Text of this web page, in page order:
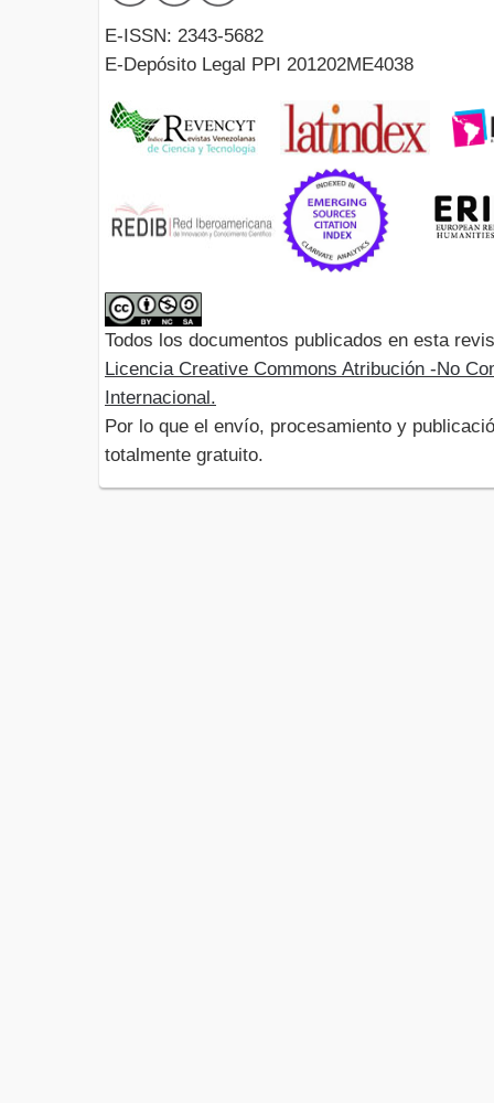
E-ISSN: 2343-5682
E-Depósito Legal PPI 201202ME4038
Todos los documentos publicados en esta
Licencia Creative Commons Atribución -No
Internacional.
Por lo que el envío, procesamiento y
totalmente gratuito.